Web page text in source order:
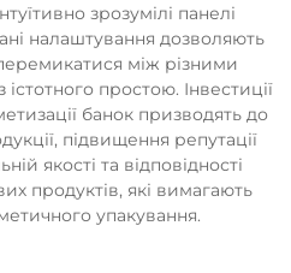
зрозумілі панелі
налаштування дозволяють
між різними
простою. Інвестиції
банок призводять до
підвищення репутації
якості та відповідності
продуктів, які вимагають
упакування.